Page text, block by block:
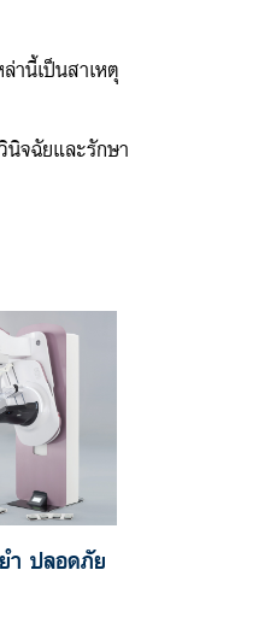
านี้เป็นสาเหตุ
นิจฉัยและรักษา
ำ ปลอดภัย